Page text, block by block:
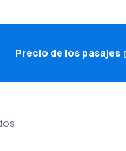
Precio de los pasajes